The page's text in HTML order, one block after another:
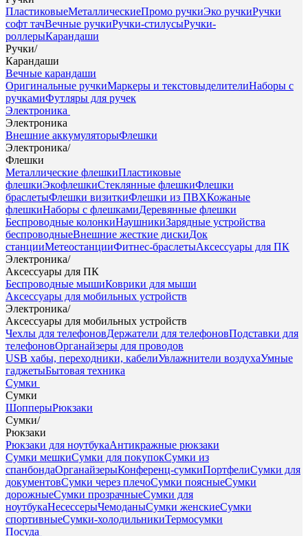
ПластиковыеМеталлическиеПромо ручкиЭко ручкиРучки
софт тачВечные ручкиРучки-стилусыРучки-
роллерыКарандаши
Ручки/
Карандаши
Вечные карандаши
Оригинальные ручкиМаркеры и текстовыделителиНаборы с
ручкамиФутляры для ручек
Электроника
Электроника
Внешние аккумуляторыФлешки
Электроника/
Флешки
Металлические флешкиПластиковые
флешкиЭкофлешкиСтеклянные флешкиФлешки
браслетыФлешки визиткиФлешки из ПВХКожаные
флешкиНаборы с флешкамиДеревянные флешки
Беспроводные колонкиНаушникиЗарядные устройства
беспроводныеВнешние жесткие дискиДок
станцииМетеостанцииФитнес-браслетыАксессуары для ПК
Электроника/
Аксессуары для ПК
Беспроводные мышиКоврики для мыши
Аксессуары для мобильных устройств
Электроника/
Аксессуары для мобильных устройств
Чехлы для телефоновДержатели для телефоновПодставки для
телефоновОрганайзеры для проводов
USB хабы, переходники, кабелиУвлажнители воздухаУмные
гаджетыБытовая техника
Сумки
Сумки
ШопперыРюкзаки
Сумки/
Рюкзаки
Рюкзаки для ноутбукаАнтикражные рюкзаки
Сумки мешкиСумки для покупокСумки из
спанбондаОрганайзерыКонференц-сумкиПортфелиСумки для
документовСумки через плечоСумки поясныеСумки
дорожныеСумки прозрачныеСумки для
ноутбукаНесессерыЧемоданыСумки женскиеСумки
спортивныеСумки-холодильникиТермосумки
Посуда